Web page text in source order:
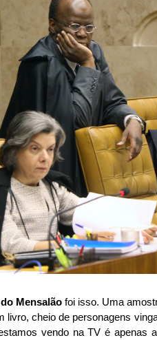
Mensalão foi isso. Uma
livro, cheio de personagens
vendo na TV é apenas